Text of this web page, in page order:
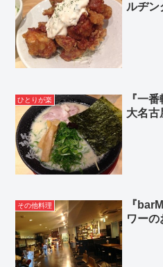
ルヂン
ひとりが楽
『一
大名古
その他料理
『
ワー